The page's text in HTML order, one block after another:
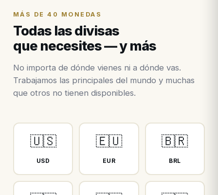
MÁS DE 40 MONEDAS
Todas las divisas
que necesites — y más
No importa de dónde vienes ni a dónde vas.
Trabajamos las principales del mundo y muchas
que otros no tienen disponibles.
🇺🇸
USD
🇪🇺
EUR
🇧🇷
BRL